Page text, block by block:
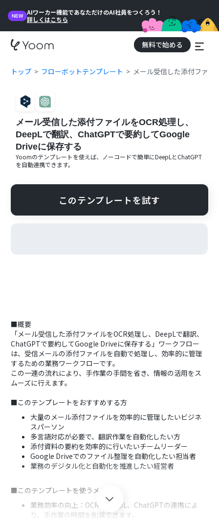
NEW
AIワーカー機能であなただけのAI社員をつくろう！
詳しくはこちら
無料で始める
トップ フローボットテンプレート メール受信した添付ファ
メール受信した添付ファイルをOCR処理し、
DeepLで翻訳、ChatGPTで要約してGoogle
Driveに保存する
Yoomのテンプレートを使えば、ノーコードで簡単にDeepL とChatGPT
を自動連携できます。
このテンプレートを試す
■概要
「メール受信した添付ファイルをOCR処理し、DeepLで翻訳、
ChatGPTで要約してGoogle Driveに保存する」ワークフロー
は、受信メールの添付ファイルを自動で処理し、効率的に管理
するための業務ワークフローです。
この一連の流れにより、手作業の手間を省き、情報の活用をス
ムーズに行えます。
■このテンプレートをおすすめする方
大量のメール添付ファイルを効率的に管理したいビジネ
スパーソン
多言語対応が必要で、翻訳作業を自動化したい方
添付資料の要約を効率的に行いたいチームリーダー
Google Driveでのファイル整理を自動化したい担当者
業務のデジタル化と自動化を推進したい経営者
■このテンプレートを使うメリット
業務効率の向上：OCR、DeepL、ChatGPTの連携によ
り、手作業の時間を削減できます。